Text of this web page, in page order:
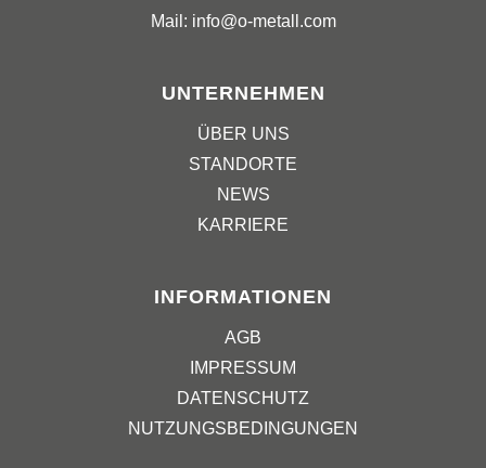
Mail: info@o-metall.com
UNTERNEHMEN
ÜBER UNS
STANDORTE
NEWS
KARRIERE
INFORMATIONEN
AGB
IMPRESSUM
DATENSCHUTZ
NUTZUNGSBEDINGUNGEN